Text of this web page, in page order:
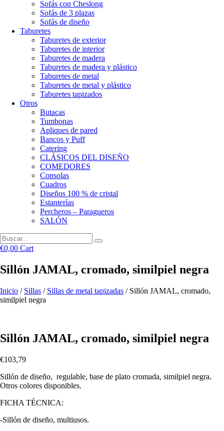
Sofás con Cheslong
Sofás de 3 plazas
Sofás de diseño
Taburetes
Taburetes de exterior
Taburetes de interior
Taburetes de madera
Taburetes de madera y plástico
Taburetes de metal
Taburetes de metal y plástico
Taburetes tapizados
Otros
Butacas
Tumbonas
Apliques de pared
Bancos y Puff
Catering
CLÁSICOS DEL DISEÑO
COMEDORES
Consolas
Cuadros
Diseños 100 % de cristal
Estanterías
Percheros – Paragueros
SALÓN
€0,00 Cart
Sillón JAMAL, cromado, similpiel negra
Inicio / Sillas / Sillas de metal tapizadas / Sillón JAMAL, cromado,
similpiel negra
Sillón JAMAL, cromado, similpiel negra
€103,79
Sillón de diseño, regulable, base de plato cromada, similpiel negra.
Otros colores disponibles.
FICHA TÉCNICA:
-Sillón de diseño, multiusos.